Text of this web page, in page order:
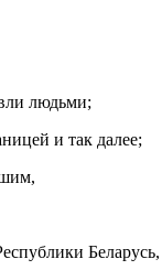
людьми;
и так далее;
Беларусь,